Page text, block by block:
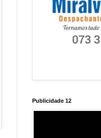
Publicidade 12